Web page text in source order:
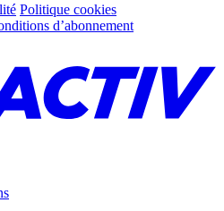
Politique cookies
d’abonnement